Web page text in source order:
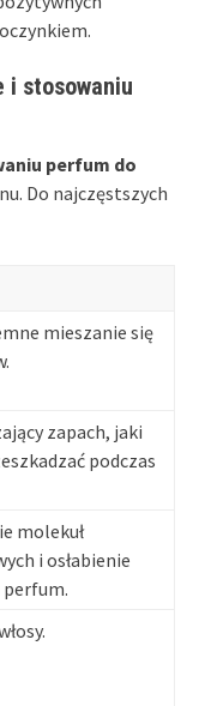
i stosowaniu
perfum do
Do najczęstszych
mieszanie się
zapach, jaki
podczas
molekuł
i osłabienie
perfum.